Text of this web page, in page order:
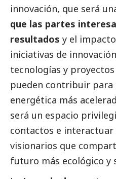
innovación, que será
que las partes
resultados y el
iniciativas de
tecnologías y
pueden contribuir para
energética más
será un espacio
contactos e
visionarios que
futuro más ecológico y